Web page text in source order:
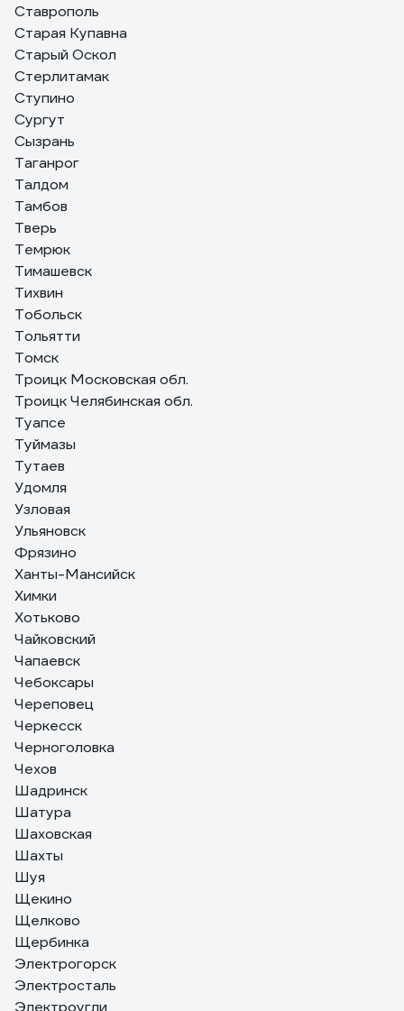
Ставрополь
Старая Купавна
Старый Оскол
Стерлитамак
Ступино
Сургут
Сызрань
Таганрог
Талдом
Тамбов
Тверь
Темрюк
Тимашевск
Тихвин
Тобольск
Тольятти
Томск
Троицк Московская обл.
Троицк Челябинская обл.
Туапсе
Туймазы
Тутаев
Удомля
Узловая
Ульяновск
Фрязино
Ханты-Мансийск
Химки
Хотьково
Чайковский
Чапаевск
Чебоксары
Череповец
Черкесск
Черноголовка
Чехов
Шадринск
Шатура
Шаховская
Шахты
Шуя
Щекино
Щелково
Щербинка
Электрогорск
Электросталь
Электроугли